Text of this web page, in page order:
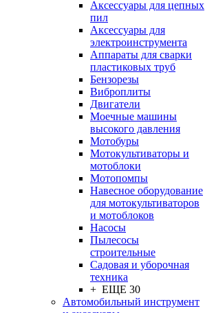
Аксессуары для цепных
пил
Аксессуары для
электроинструмента
Аппараты для сварки
пластиковых труб
Бензорезы
Виброплиты
Двигатели
Моечные машины
высокого давления
Мотобуры
Мотокультиваторы и
мотоблоки
Мотопомпы
Навесное оборудование
для мотокультиваторов
и мотоблоков
Насосы
Пылесосы
строительные
Садовая и уборочная
техника
+ ЕЩЕ 30
Автомобильный инструмент